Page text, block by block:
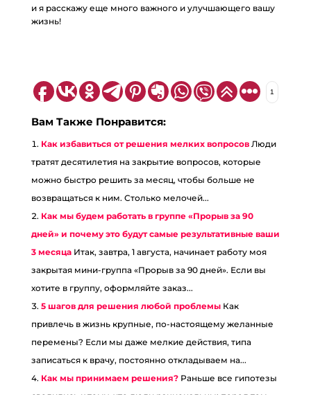
и я расскажу еще много важного и улучшающего вашу
жизнь!
1
Вам Также Понравится:
Как избавиться от решения мелких вопросов Люди
тратят десятилетия на закрытие вопросов, которые
можно быстро решить за месяц, чтобы больше не
возвращаться к ним. Столько мелочей...
Как мы будем работать в группе «Прорыв за 90
дней» и почему это будут самые результативные ваши
3 месяца Итак, завтра, 1 августа, начинает работу моя
закрытая мини-группа «Прорыв за 90 дней». Если вы
хотите в группу, оформляйте заказ...
5 шагов для решения любой проблемы Как
привлечь в жизнь крупные, по-настоящему желанные
перемены? Если мы даже мелкие действия, типа
записаться к врачу, постоянно откладываем на...
Как мы принимаем решения? Раньше все гипотезы